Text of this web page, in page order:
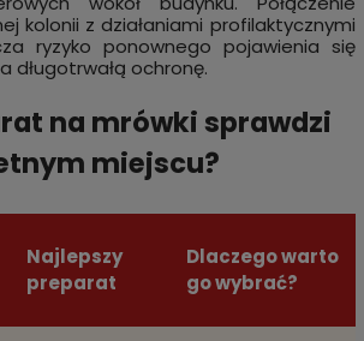
kolonii z działaniami profilaktycznymi
ryzyko ponownego pojawienia się
długotrwałą ochronę.
na mrówki sprawdzi
miejscu?
Najlepszy
preparat
Dlaczego warto
go wybrać?